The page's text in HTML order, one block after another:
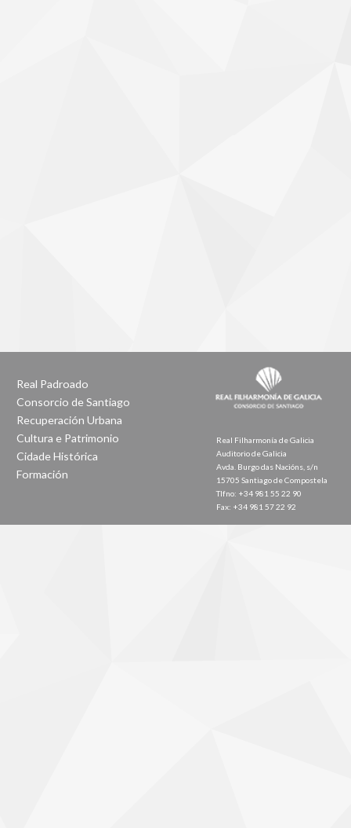
Real Padroado
Consorcio de Santiago
Recuperación Urbana
Cultura e Patrimonio
Cidade Histórica
Formación
Real Filharmonía de Galicia
Auditorio de Galicia
Avda. Burgo das Nacións, s/n
15705 Santiago de Compostela
Tlfno: +34 981 55 22 90
Fax: +34 981 57 22 92